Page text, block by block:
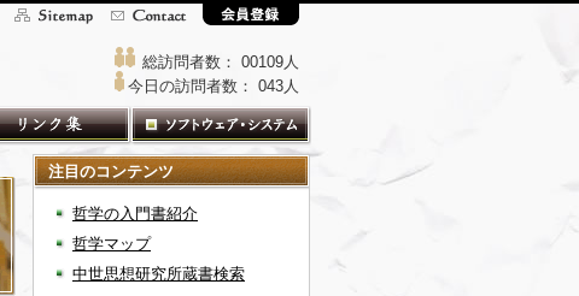
総訪問者数： 00109人
今日の訪問者数： 043人
注目のコンテンツ
哲学の入門書紹介
哲学マップ
中世思想研究所蔵書検索